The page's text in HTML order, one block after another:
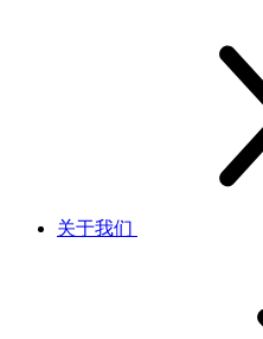
关于我们